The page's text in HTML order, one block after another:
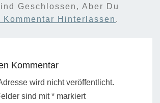
Geschlossen, Aber Du
Kommentar Hinterlassen .
Kommentar
wird nicht veröffentlicht.
sind mit* markiert